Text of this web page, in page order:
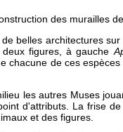
des murailles
belles architectures
figures, à gauche
chacune de ces
les autres Muses
d'attributs. La frise
et des figures.